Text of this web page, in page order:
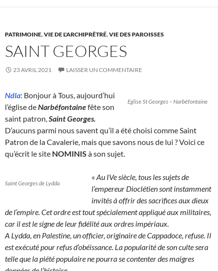
PATRIMOINE,VIE DE L'ARCHIPRÊTRÉ,VIE DES PAROISSES
SAINT GEORGES
23 AVRIL 2021 LAISSER UN COMMENTAIRE
Eglise St Georges – Narbéfontaine
Ndla: Bonjour à Tous, aujourd’hui
l’église deNarbéfontainefête son
saint patron,Saint Georges.
D’aucuns parmi nous savent qu’il a été choisi comme Saint
Patron de la Cavalerie, mais que savons nous de lui ? Voici ce
qu’écrit le site NOMINIS à son sujet.
Saint Georges de Lydda
« Au IVe siècle, tous les sujets de
l’empereur Dioclétien sont instamment
invités à offrir des sacrifices aux dieux
de l’empire. Cet ordre est tout spécialement appliqué aux militaires,
car il est le signe de leur fidélité aux ordres impériaux.
A Lydda, en Palestine, un officier, originaire de Cappadoce, refuse. Il
est exécuté pour refus d’obéissance. La popularité de son culte sera
telle que la piété populaire ne pourra se contenter des maigres